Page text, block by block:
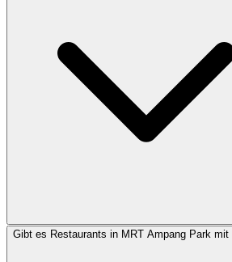
Gibt es Restaurants in MRT Ampang Park mit